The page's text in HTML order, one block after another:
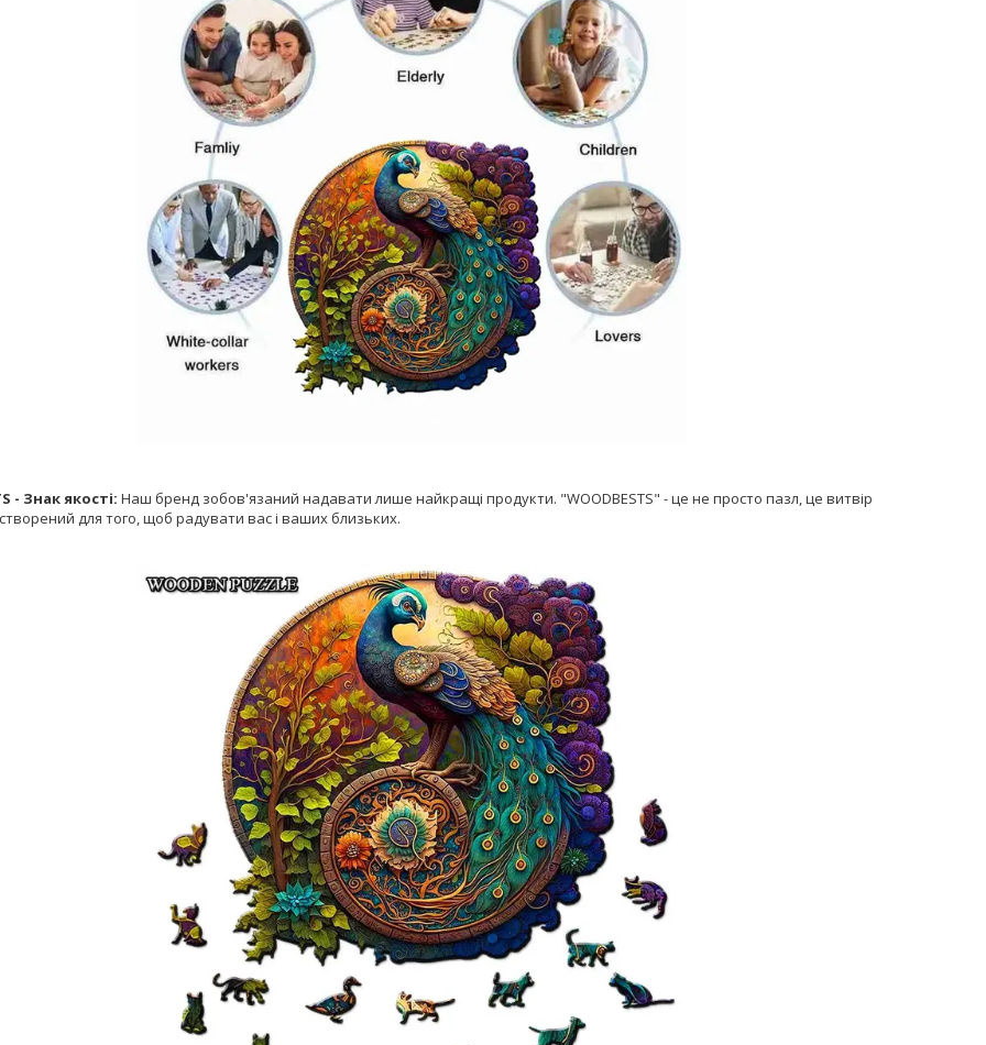
- Знак якості: Наш бренд зобов'язаний надавати лише найкращі продукти. "WOODBESTS" - це не просто пазл, це витвір
для того, щоб радувати вас і ваших близьких.